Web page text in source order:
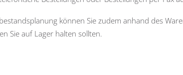
können Sie zudem anhand des
Sie auf Lager halten sollten.